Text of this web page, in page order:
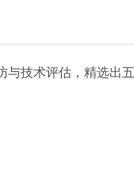
技术评估，精选出